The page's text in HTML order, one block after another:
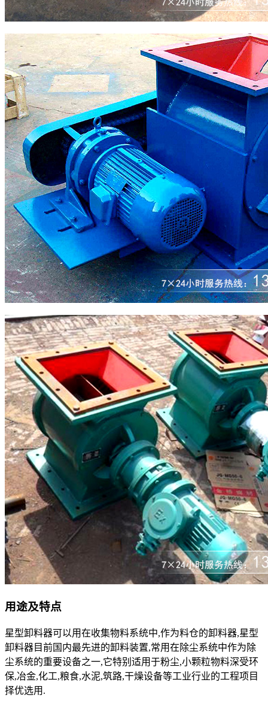
用途及特点
星型卸料器可以用在收集物料系统中,作为料仓的卸料器,星型
卸料器目前国内最先进的卸料装置,常用在除尘系统中作为除
尘系统的重要设备之一,它特别适用于粉尘,小颗粒物料深受环
保,冶金,化工,粮食,水泥,筑路,干燥设备等工业行业的工程项目
择优选用.